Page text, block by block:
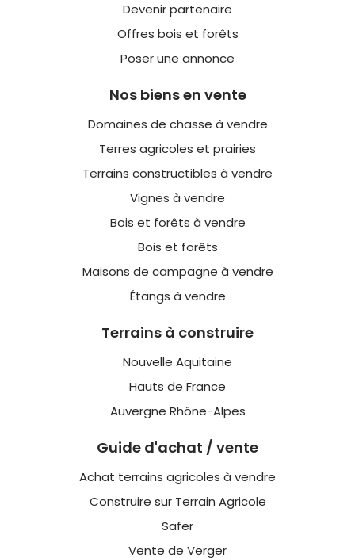
Devenir partenaire
Offres bois et forêts
Poser une annonce
Nos biens en vente
Domaines de chasse à vendre
Terres agricoles et prairies
Terrains constructibles à vendre
Vignes à vendre
Bois et forêts à vendre
Bois et forêts
Maisons de campagne à vendre
Étangs à vendre
Terrains à construire
Nouvelle Aquitaine
Hauts de France
Auvergne Rhône-Alpes
Guide d'achat / vente
Achat terrains agricoles à vendre
Construire sur Terrain Agricole
Safer
Vente de Verger